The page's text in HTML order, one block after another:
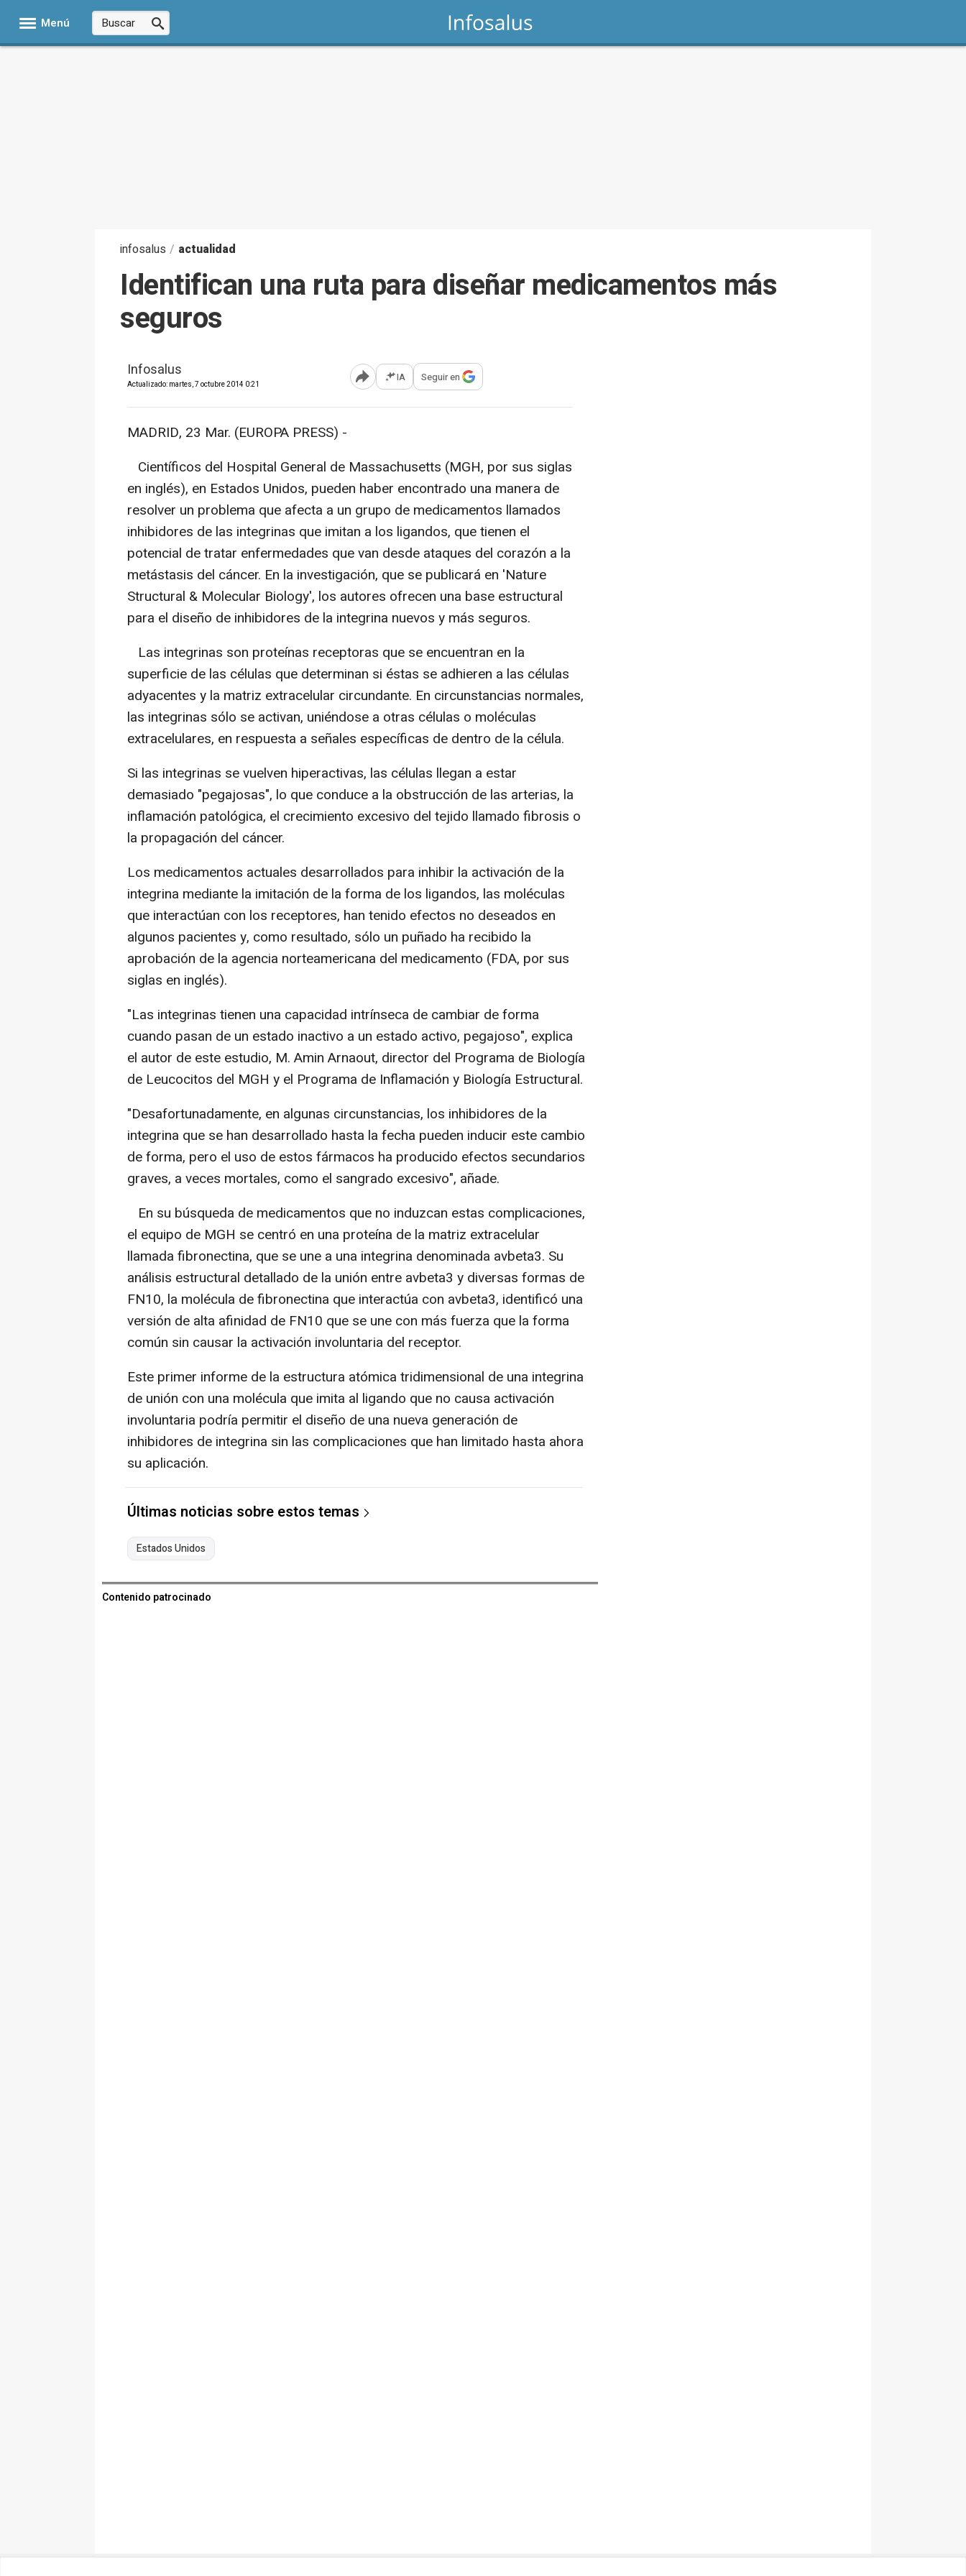
Menú
infosalus / actualidad
Identifican una ruta para diseñar medicamentos más
seguros
Infosalus
Actualizado: martes, 7 octubre 2014 0:21 Abrir opciones para compartir
IA Seguir en
MADRID, 23 Mar. (EUROPA PRESS) -
Científicos del Hospital General de Massachusetts (MGH, por sus siglas
en inglés), en Estados Unidos, pueden haber encontrado una manera de
resolver un problema que afecta a un grupo de medicamentos llamados
inhibidores de las integrinas que imitan a los ligandos, que tienen el
potencial de tratar enfermedades que van desde ataques del corazón a la
metástasis del cáncer. En la investigación, que se publicará en 'Nature
Structural & Molecular Biology', los autores ofrecen una base estructural
para el diseño de inhibidores de la integrina nuevos y más seguros.
Las integrinas son proteínas receptoras que se encuentran en la
superficie de las células que determinan si éstas se adhieren a las células
adyacentes y la matriz extracelular circundante. En circunstancias normales,
las integrinas sólo se activan, uniéndose a otras células o moléculas
extracelulares, en respuesta a señales específicas de dentro de la célula.
Si las integrinas se vuelven hiperactivas, las células llegan a estar
demasiado "pegajosas", lo que conduce a la obstrucción de las arterias, la
inflamación patológica, el crecimiento excesivo del tejido llamado fibrosis o
la propagación del cáncer.
Los medicamentos actuales desarrollados para inhibir la activación de la
integrina mediante la imitación de la forma de los ligandos, las moléculas
que interactúan con los receptores, han tenido efectos no deseados en
algunos pacientes y, como resultado, sólo un puñado ha recibido la
aprobación de la agencia norteamericana del medicamento (FDA, por sus
siglas en inglés).
"Las integrinas tienen una capacidad intrínseca de cambiar de forma
cuando pasan de un estado inactivo a un estado activo, pegajoso", explica
el autor de este estudio, M. Amin Arnaout, director del Programa de Biología
de Leucocitos del MGH y el Programa de Inflamación y Biología Estructural.
"Desafortunadamente, en algunas circunstancias, los inhibidores de la
integrina que se han desarrollado hasta la fecha pueden inducir este cambio
de forma, pero el uso de estos fármacos ha producido efectos secundarios
graves, a veces mortales, como el sangrado excesivo", añade.
En su búsqueda de medicamentos que no induzcan estas complicaciones,
el equipo de MGH se centró en una proteína de la matriz extracelular
llamada fibronectina, que se une a una integrina denominada avbeta3. Su
análisis estructural detallado de la unión entre avbeta3 y diversas formas de
FN10, la molécula de fibronectina que interactúa con avbeta3, identificó una
versión de alta afinidad de FN10 que se une con más fuerza que la forma
común sin causar la activación involuntaria del receptor.
Este primer informe de la estructura atómica tridimensional de una integrina
de unión con una molécula que imita al ligando que no causa activación
involuntaria podría permitir el diseño de una nueva generación de
inhibidores de integrina sin las complicaciones que han limitado hasta ahora
su aplicación.
Últimas noticias sobre estos temas
Estados Unidos
Contenido patrocinado